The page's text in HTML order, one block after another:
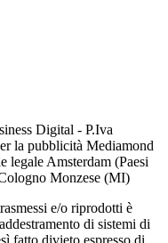
Digital - P.Iva
la pubblicità Mediamond
legale Amsterdam (Paesi
Monzese (MI)
e/o riprodotti è
di sistemi di
fatto divieto espresso di